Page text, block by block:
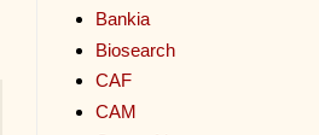
Bankia
Biosearch
CAF
CAM